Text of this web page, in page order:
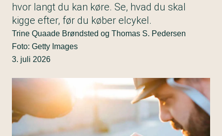
hvor langt du kan køre. Se, hvad du skal
kigge efter, før du køber elcykel.
Trine Quaade Brøndsted og Thomas S. Pedersen
Foto: Getty Images
3. juli 2026